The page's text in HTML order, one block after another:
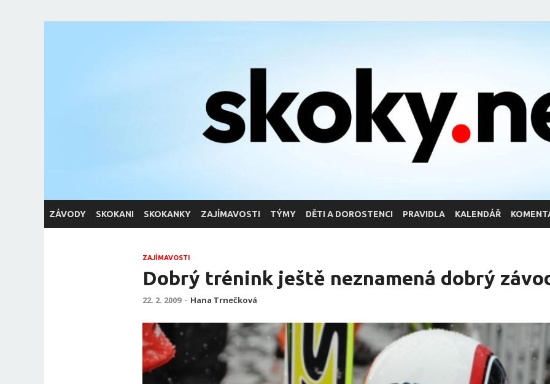
skoky.net
ZÁVODY SKOKANI SKOKANKY ZAJÍMAVOSTI TÝMY DĚTI A DOROSTENCI PRAVIDLA KALENDÁŘ
ZAJÍMAVOSTI
Dobrý trénink ještě neznamená dobrý
22. 2. 2009 - Hana Trnečková